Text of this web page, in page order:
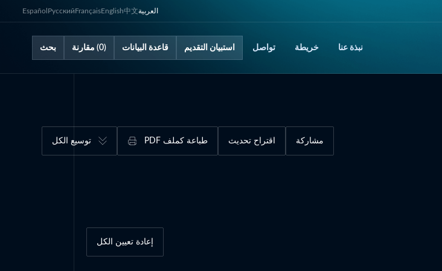
العربية中文
English
Français
Русский
Español
نبذة عنا خريطة تواصل استبيان التقديم قاعدة البيانات (0) مقارنة بحث
مشاركة اقتراح تحديث طباعة كملف PDF توسيع الكل
إعادة تعيين الكل